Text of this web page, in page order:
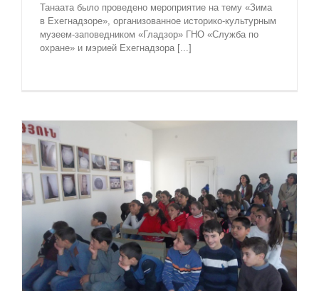
Танаата было проведено мероприятие на тему «Зима
в Ехегнадзоре», организованное историко-культурным
музеем-заповедником «Гладзор» ГНО «Служба по
охране» и мэрией Ехегнадзора [...]